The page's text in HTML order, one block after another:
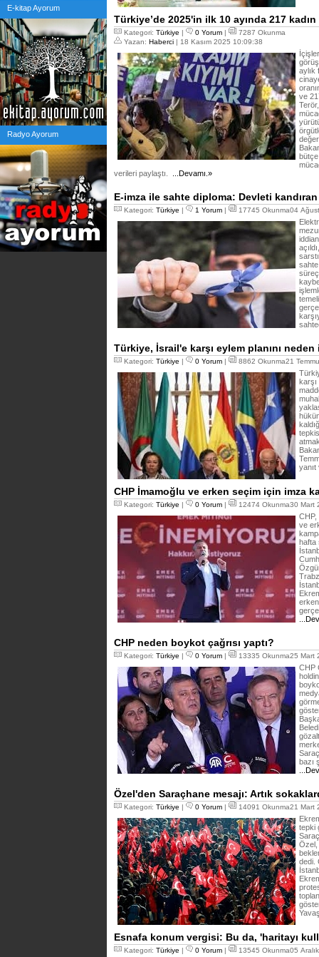
E-kitap Ayorum
Radyo Ayorum
Türkiye’de 2025'in ilk 10 ayında 217
Kategori: Türkiye | 0 Yorum |
7287 Okunma
Yazan: Haberci | 18 Kasım 2025 10:09:38
aylık
ve
verileri paylaştı.
...Devamı.»
E-imza ile sahte diploma: Devleti
Kategori: Türkiye | 1 Yorum | 17745 Okunma04
Türkiye, İsrail'e karşı eylem planını neden
Kategori: Türkiye | 0 Yorum | 8862 Okunma21
karşı
CHP İmamoğlu ve erken seçim için imza
Kategori: Türkiye | 0 Yorum | 12474 Okunma30 Mart
CHP,
ve
hafta
CHP neden boykot çağrısı yaptı?
Kategori: Türkiye | 0 Yorum | 13335 Okunma25 Mart
CHP
bazı
Özel'den Saraçhane mesajı: Artık
Kategori: Türkiye | 0 Yorum | 14091 Okunma21 Mart
tepki
Özel,
dedi.
Esnafa konum vergisi: Bu da, 'haritayı
Kategori: Türkiye | 0 Yorum | 13545 Okunma05